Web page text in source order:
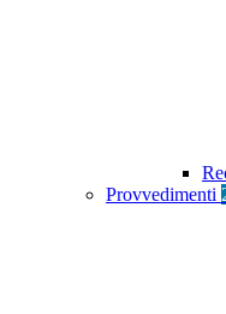
Provvedimenti